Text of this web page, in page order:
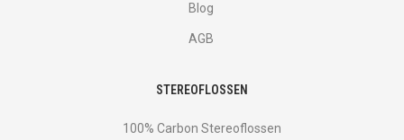
Blog
AGB
STEREOFLOSSEN
100% Carbon Stereoflossen